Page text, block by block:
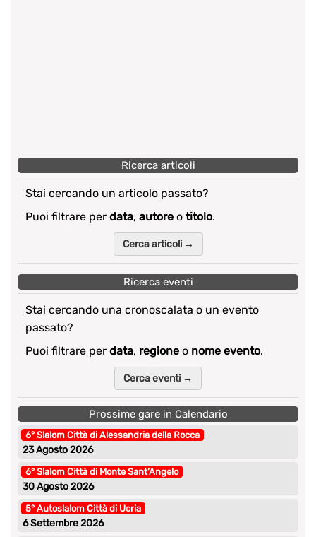
Ricerca articoli
Stai cercando un articolo passato?
Puoi filtrare per data, autore o titolo.
Cerca articoli →
Ricerca eventi
Stai cercando una cronoscalata o un evento
passato?
Puoi filtrare per data, regione o nome evento.
Cerca eventi →
Prossime gare in Calendario
6° Slalom Città di Alessandria della Rocca
23 Agosto 2026
6° Slalom Città di Monte Sant’Angelo
30 Agosto 2026
5° Autoslalom Città di Ucria
6 Settembre 2026